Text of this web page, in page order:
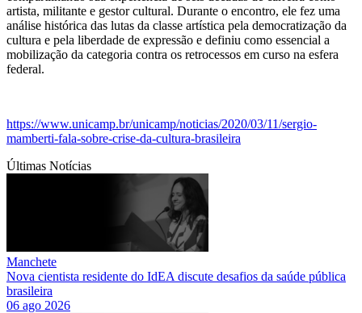
artista, militante e gestor cultural. Durante o encontro, ele fez uma
análise histórica das lutas da classe artística pela democratização da
cultura e pela liberdade de expressão e definiu como essencial a
mobilização da categoria contra os retrocessos em curso na esfera
federal.
https://www.unicamp.br/unicamp/noticias/2020/03/11/sergio-
mamberti-fala-sobre-crise-da-cultura-brasileira
Últimas Notícias
Manchete
Nova cientista residente do IdEA discute desafios da saúde pública
brasileira
06 ago 2026